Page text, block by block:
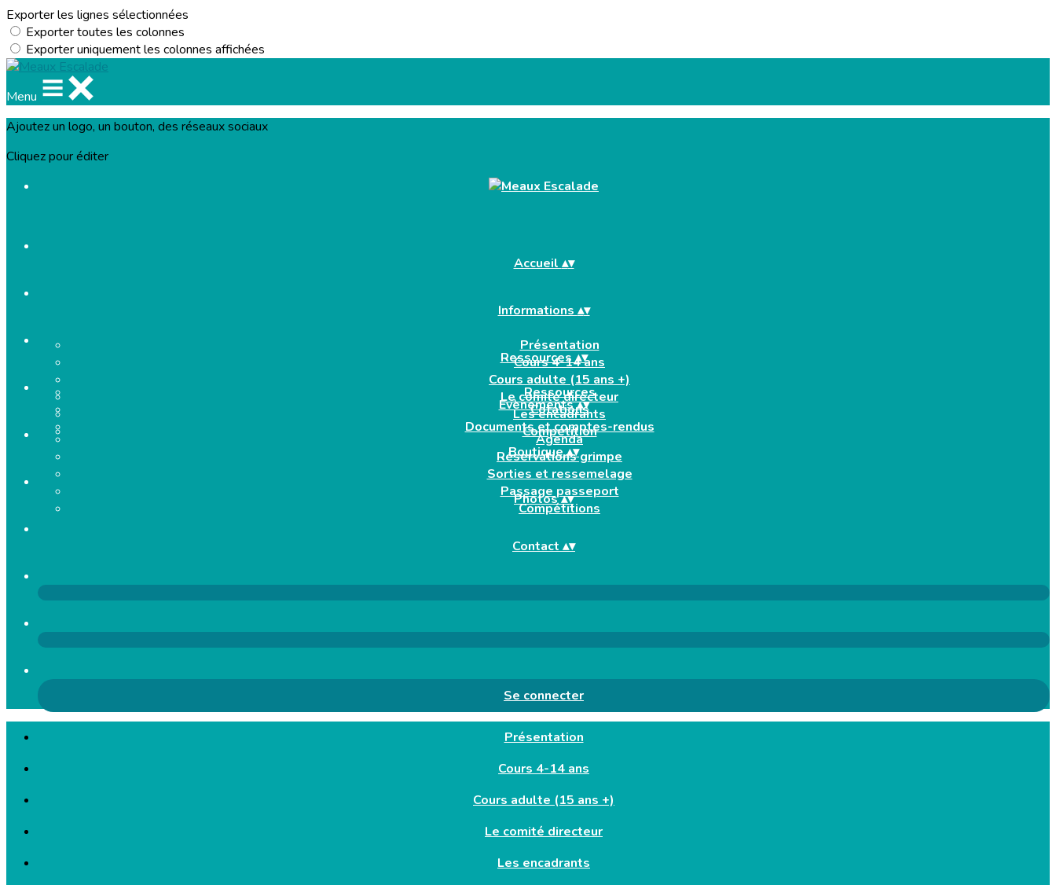
Exporter les lignes sélectionnées
Exporter toutes les colonnes
Exporter uniquement les colonnes affichées
Menu
Ajoutez un logo, un bouton, des réseaux sociaux
Cliquez pour éditer
Accueil ▴▾
Informations ▴▾
Présentation
Cours 4-14 ans
Cours adulte (15 ans +)
Le comité directeur
Les encadrants
Compétition
Ressources▴▾
Ressources
Cotations
Documents et comptes-rendus
Evènements▴▾
Agenda
Réservations grimpe
Sorties et ressemelage
Passage passeport
Compétitions
Boutique▴▾
Photos▴▾
Contact ▴▾
Se connecter
Présentation
Cours 4-14 ans
Cours adulte (15 ans +)
Le comité directeur
Les encadrants